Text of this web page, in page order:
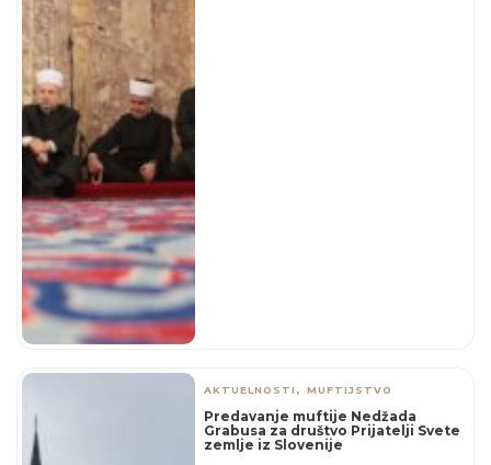
AKTUELNOSTI ,MUFTIJSTVO
Predavanje muftije Nedžada
Grabusa za društvo Prijatelji Svete
zemlje iz Slovenije